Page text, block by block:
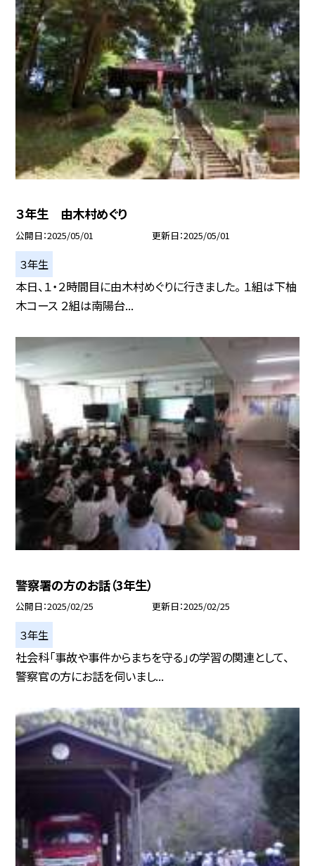
３年生 由木村めぐり
公開日 2025/05/01 更新日 2025/05/01
３年生
本日、１・２時間目に由木村めぐりに行きました。 １組は下柚
木コース ２組は南陽台...
警察署の方のお話（3年生）
公開日 2025/02/25 更新日 2025/02/25
３年生
社会科「事故や事件からまちを守る」の学習の関連として、
警察官の方にお話を伺いまし...